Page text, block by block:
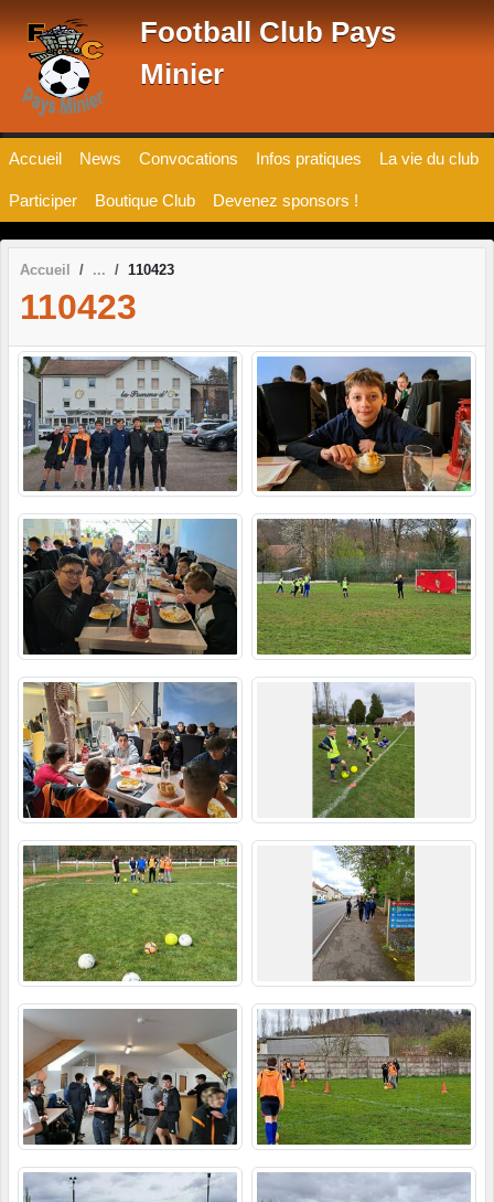
Football Club Pays
Minier
Accueil News Convocations Infos pratiques La vie du club
Participer Boutique Club Devenez sponsors !
Accueil 110423
110423